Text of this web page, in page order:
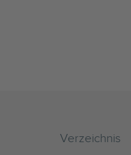
Verzeichnis